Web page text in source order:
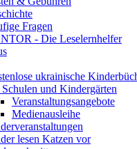
Fragen
- Die Leselernhelfer
ukrainische
und Kindergärten
Veranstaltungsangebote
Medienausleihe
lesen Katzen vor